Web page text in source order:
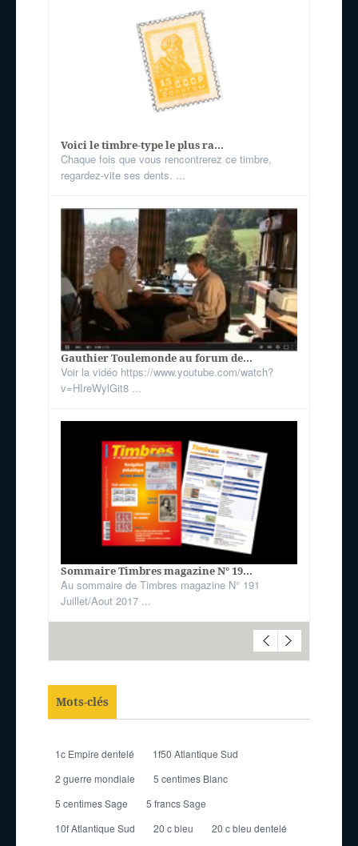
Voici le timbre-type le plus ra...
Chaque fois que vous rencontrerez ce timbre,
regardez-vite ses dents. ...
Gauthier Toulemonde au forum de...
Voir la vidéo https://www.youtube.com/watch?
v=HIreWylGit8 ...
Sommaire Timbres magazine N° 19...
Au sommaire de Timbres magazine N° 191
Juillet/Aout 2017 ...
Mots-clés
1c Empire dentelé
1f50 Atlantique Sud
2 guerre mondiale
5 centimes Blanc
5 centimes Sage
5 francs Sage
10f Atlantique Sud
20 c bleu
20 c bleu dentelé